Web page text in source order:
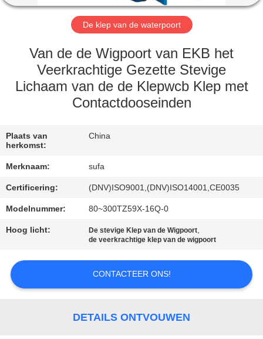
FABRIEKSTOCHT
KWALITEITSCONTROLE
NEEM
CONTACT
ONS
OP
NIEUWS
VRAAG
OFFERTE
SITEMAP
De klep van de waterpoort
Van de de Wigpoort van EKB het
Veerkrachtige Gezette Stevige
Lichaam van de de Klepwcb Klep met
Contactdooseinden
Plaats van
herkomst:
China
Merknaam: sufa
Certificering: (DNV)ISO9001,(DNV)ISO14001,CE0035
Modelnummer: 80~300TZ59X-16Q-0
Hoog licht: De stevige Klep van de Wigpoort,
de veerkrachtige klep van de wigpoort
CONTACTEER ONS!
DETAILS ONTVOUWEN